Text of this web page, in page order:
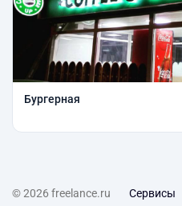
Бургерная
© 2026 freelance.ru Сервисы